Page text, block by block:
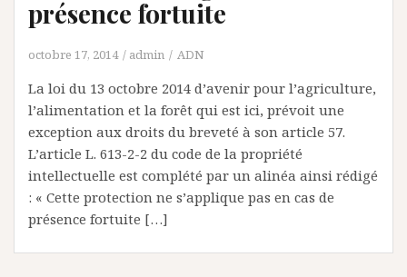
présence fortuite
octobre 17, 2014 admin ADN
La loi du 13 octobre 2014 d’avenir pour l’agriculture,
l’alimentation et la forêt qui est ici, prévoit une
exception aux droits du breveté à son article 57.
L’article L. 613-2-2 du code de la propriété
intellectuelle est complété par un alinéa ainsi rédigé
: « Cette protection ne s’applique pas en cas de
présence fortuite […]